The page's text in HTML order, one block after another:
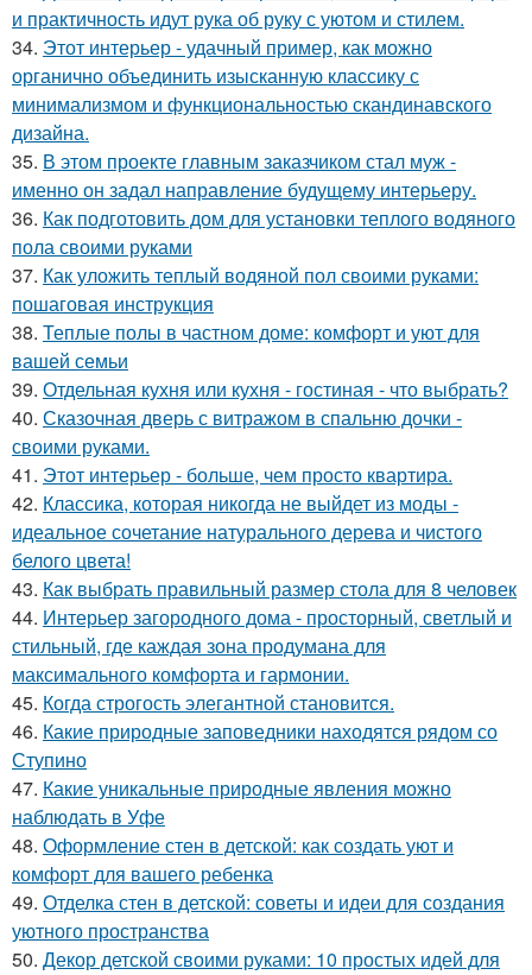
и практичность идут рука об руку с уютом и стилем.
34. Этот интерьер - удачный пример, как можно
органично объединить изысканную классику с
минимализмом и функциональностью скандинавского
дизайна.
35. В этом проекте главным заказчиком стал муж -
именно он задал направление будущему интерьеру.
36. Как подготовить дом для установки теплого водяного
пола своими руками
37. Как уложить теплый водяной пол своими руками:
пошаговая инструкция
38. Теплые полы в частном доме: комфорт и уют для
вашей семьи
39. Отдельная кухня или кухня - гостиная - что выбрать?
40. Сказочная дверь с витражом в спальню дочки -
своими руками.
41. Этот интерьер - больше, чем просто квартира.
42. Классика, которая никогда не выйдет из моды -
идеальное сочетание натурального дерева и чистого
белого цвета!
43. Как выбрать правильный размер стола для 8 человек
44. Интерьер загородного дома - просторный, светлый и
стильный, где каждая зона продумана для
максимального комфорта и гармонии.
45. Когда строгость элегантной становится.
46. Какие природные заповедники находятся рядом со
Ступино
47. Какие уникальные природные явления можно
наблюдать в Уфе
48. Оформление стен в детской: как создать уют и
комфорт для вашего ребенка
49. Отделка стен в детской: советы и идеи для создания
уютного пространства
50. Декор детской своими руками: 10 простых идей для